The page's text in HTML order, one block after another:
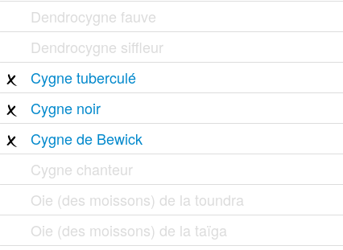
Dendrocygne fauve
Dendrocygne siffleur
Cygne tuberculé
Cygne noir
Cygne de Bewick
Cygne chanteur
Oie (des moissons) de la toundra
Oie (des moissons) de la taïga